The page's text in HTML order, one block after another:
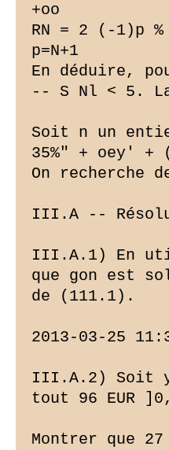
+oo
RN = 2 (-1)p %
p=N+1
En déduire,
-- S Nl < 5.
Soit n un
35%" + oey'
On recherche
III.A --
III.A.1) En
que gon est
de (111.1).
2013-03-25
III.A.2) Soit y
tout 96 EUR
Montrer que